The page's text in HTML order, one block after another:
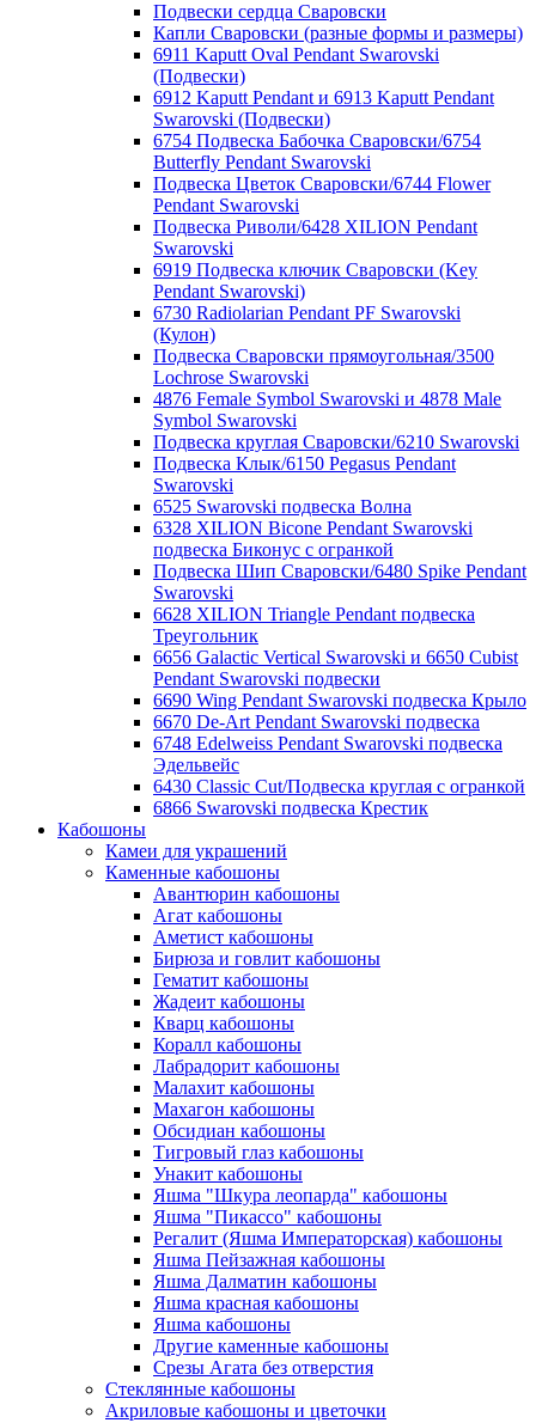
Подвески сердца Сваровски
Капли Сваровски (разные формы и размеры)
6911 Kaputt Oval Pendant Swarovski
(Подвески)
6912 Kaputt Pendant и 6913 Kaputt Pendant
Swarovski (Подвески)
6754 Подвеска Бабочка Сваровски/6754
Butterfly Pendant Swarovski
Подвеска Цветок Сваровски/6744 Flower
Pendant Swarovski
Подвеска Риволи/6428 XILION Pendant
Swarovski
6919 Подвеска ключик Сваровски (Key
Pendant Swarovski)
6730 Radiolarian Pendant PF Swarovski
(Кулон)
Подвеска Сваровски прямоугольная/3500
Lochrose Swarovski
4876 Female Symbol Swarovski и 4878 Male
Symbol Swarovski
Подвеска круглая Сваровски/6210 Swarovski
Подвеска Клык/6150 Pegasus Pendant
Swarovski
6525 Swarovski подвеска Волна
6328 XILION Bicone Pendant Swarovski
подвеска Биконус c огранкой
Подвеска Шип Сваровски/6480 Spike Pendant
Swarovski
6628 XILION Triangle Pendant подвеска
Треугольник
6656 Galactic Vertical Swarovski и 6650 Cubist
Pendant Swarovski подвески
6690 Wing Pendant Swarovski подвеска Крыло
6670 De-Art Pendant Swarovski подвеска
6748 Edelweiss Pendant Swarovski подвеска
Эдельвейс
6430 Classic Cut/Подвеска круглая с огранкой
6866 Swarovski подвеска Крестик
Кабошоны
Камеи для украшений
Каменные кабошоны
Авантюрин кабошоны
Агат кабошоны
Аметист кабошоны
Бирюза и говлит кабошоны
Гематит кабошоны
Жадеит кабошоны
Кварц кабошоны
Коралл кабошоны
Лабрадорит кабошоны
Малахит кабошоны
Махагон кабошоны
Обсидиан кабошоны
Тигровый глаз кабошоны
Унакит кабошоны
Яшма "Шкура леопарда" кабошоны
Яшма "Пикассо" кабошоны
Регалит (Яшма Императорская) кабошоны
Яшма Пейзажная кабошоны
Яшма Далматин кабошоны
Яшма красная кабошоны
Яшма кабошоны
Другие каменные кабошоны
Срезы Агата без отверстия
Стеклянные кабошоны
Акриловые кабошоны и цветочки